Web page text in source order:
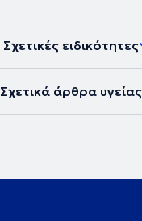
Σχετικές ειδικότητες
Σχετικά άρθρα υγείας